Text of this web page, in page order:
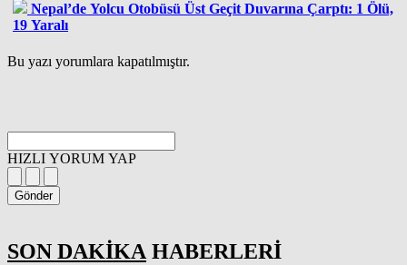
Nepal’de Yolcu Otobüsü Üst Geçit Duvarına Çarptı: 1 Ölü,
19 Yaralı
Bu yazı yorumlara kapatılmıştır.
HIZLI YORUM YAP
Gönder
SON DAKİKA HABERLERİ